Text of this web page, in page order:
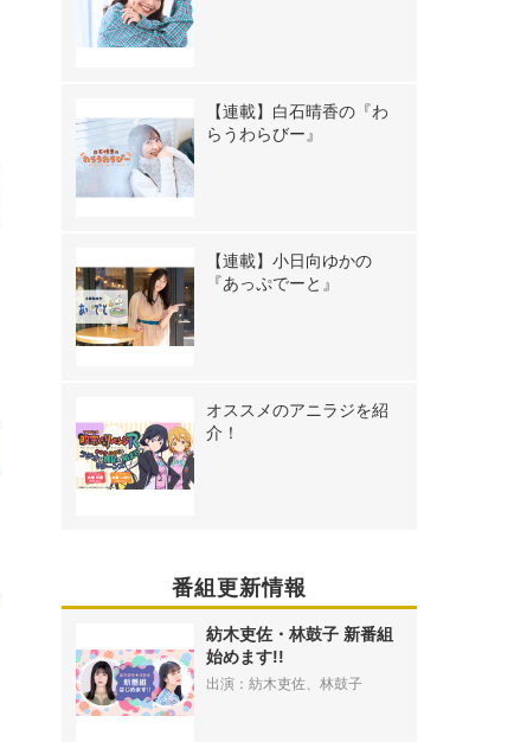
【連載】白石晴香の『わ
らうわらびー』
【連載】小日向ゆかの
『あっぷでーと』
オススメのアニラジを紹
介！
番組更新情報
紡木吏佐・林鼓子 新番組
始めます!!
出演：紡木吏佐、林鼓子